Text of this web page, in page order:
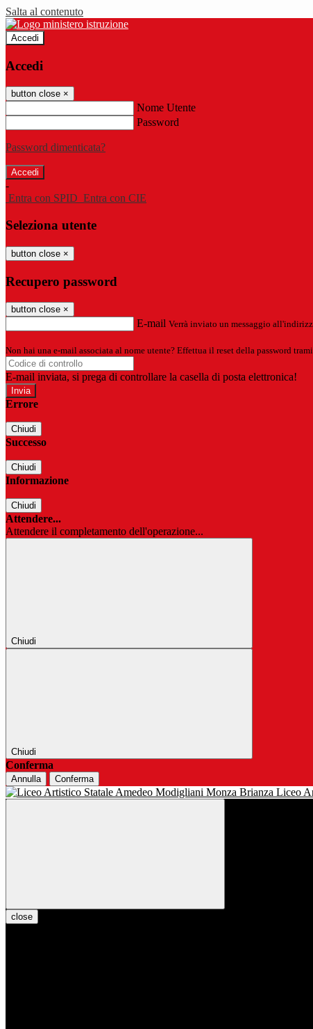
Salta al contenuto
Accedi
Accedi
button close ×
Nome Utente
Password
Password dimenticata?
-
Entra con SPID Entra con CIE
Seleziona utente
button close ×
Recupero password
button close ×
E-mail Verrà inviato un messaggio
Non hai una e-mail associata al nome utente? Effettua il reset della password
E-mail inviata, si prega di controllare la casella di posta elettronica!
Errore
Chiudi
Successo
Chiudi
Informazione
Chiudi
Attendere...
Attendere il completamento dell'operazione...
Chiudi
Chiudi
Conferma
Annulla Conferma
Liceo
close